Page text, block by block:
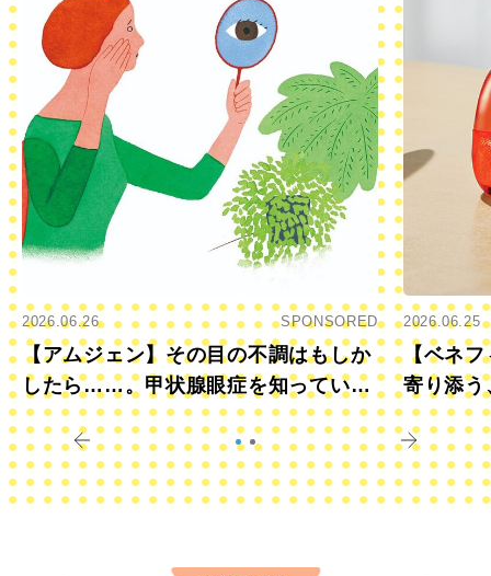
2026.06.26 SPONSORED
【アムジェン】その目の不調はもしか
したら……。甲状腺眼症を知っていま
すか？
2026.06.25
【ベネフ
寄り添う
きに